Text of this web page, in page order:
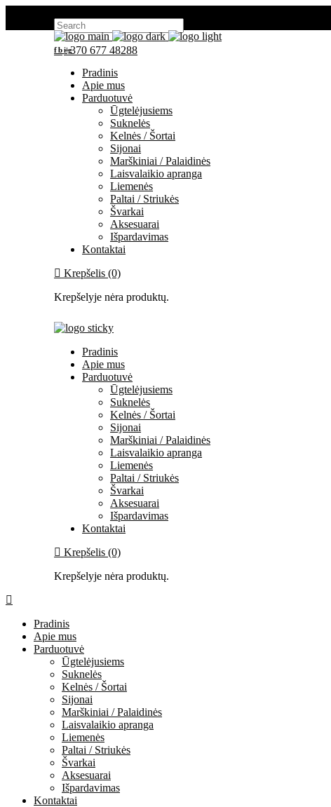
+370 677 48288
fbig
Pradinis
Apie mus
Parduotuvė
Ūgtelėjusiems
Suknelės
Kelnės / Šortai
Sijonai
Marškiniai / Palaidinės
Laisvalaikio apranga
Liemenės
Paltai / Striukės
Švarkai
Aksesuarai
Išpardavimas
Kontaktai
Krepšelis (0)
Krepšelyje nėra produktų.
Pradinis
Apie mus
Parduotuvė
Ūgtelėjusiems
Suknelės
Kelnės / Šortai
Sijonai
Marškiniai / Palaidinės
Laisvalaikio apranga
Liemenės
Paltai / Striukės
Švarkai
Aksesuarai
Išpardavimas
Kontaktai
Krepšelis (0)
Krepšelyje nėra produktų.
Pradinis
Apie mus
Parduotuvė
Ūgtelėjusiems
Suknelės
Kelnės / Šortai
Sijonai
Marškiniai / Palaidinės
Laisvalaikio apranga
Liemenės
Paltai / Striukės
Švarkai
Aksesuarai
Išpardavimas
Kontaktai